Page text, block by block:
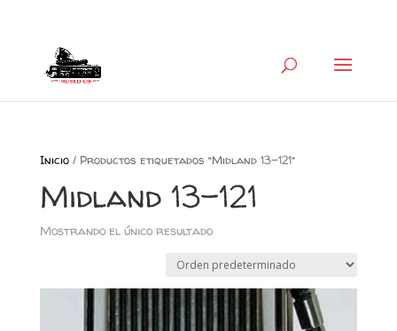
Inicio/ Productos etiquetados “Midland 13-121”
Midland 13-121
Mostrando el único resultado